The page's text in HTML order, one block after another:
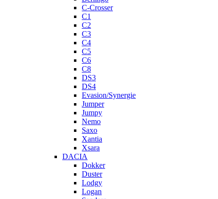
C-Crosser
C1
C2
C3
C4
C5
C6
C8
DS3
DS4
Evasion/Synergie
Jumper
Jumpy
Nemo
Saxo
Xantia
Xsara
DACIA
Dokker
Duster
Lodgy
Logan